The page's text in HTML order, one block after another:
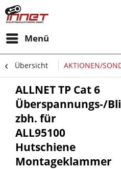
Menü
Übersicht AKTIONEN/
ALLNET TP Cat 6
Überspannungs-/
zbh. für
ALL95100
Hutschiene
Montageklammer